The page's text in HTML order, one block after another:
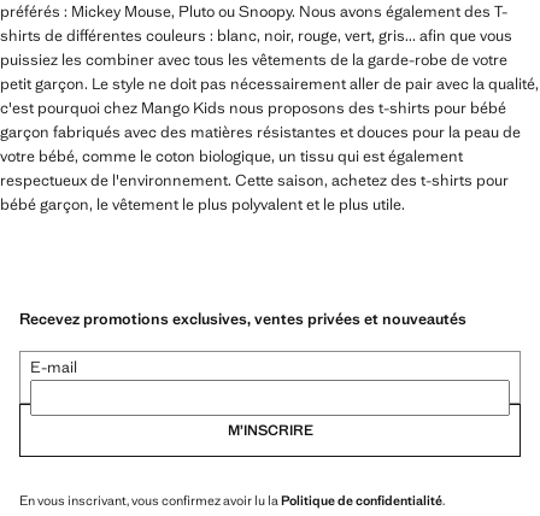
préférés : Mickey Mouse, Pluto ou Snoopy. Nous avons également des T-
shirts de différentes couleurs : blanc, noir, rouge, vert, gris... afin que vous
puissiez les combiner avec tous les vêtements de la garde-robe de votre
petit garçon. Le style ne doit pas nécessairement aller de pair avec la qualité,
c'est pourquoi chez Mango Kids nous proposons des t-shirts pour bébé
garçon fabriqués avec des matières résistantes et douces pour la peau de
votre bébé, comme le coton biologique, un tissu qui est également
respectueux de l'environnement. Cette saison, achetez des t-shirts pour
bébé garçon, le vêtement le plus polyvalent et le plus utile.
Recevez promotions exclusives, ventes privées et nouveautés
E-mail
M’INSCRIRE
En vous inscrivant, vous confirmez avoir lu la Politique de confidentialité.